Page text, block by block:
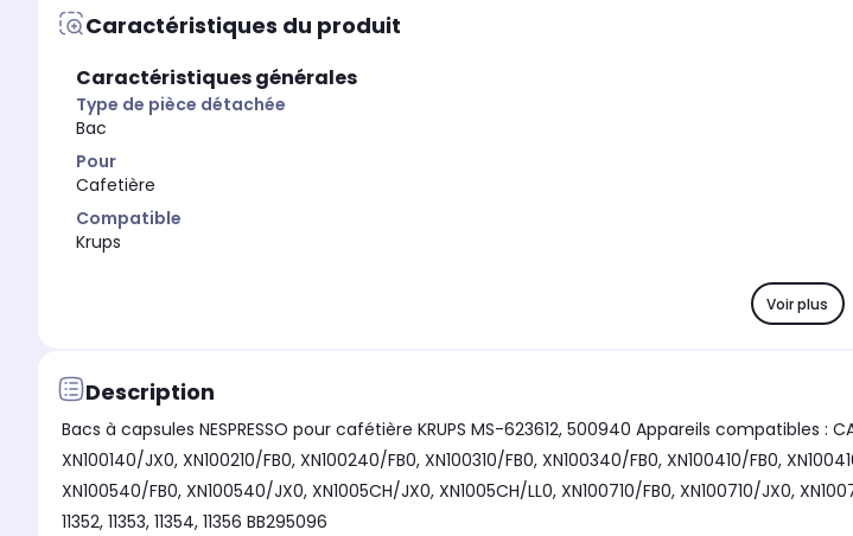
Caractéristiques du produit
Caractéristiques générales
Type de pièce détachée
Bac
Pour
Cafetière
Compatible
Krups
Voir plus
Description
Bacs à capsules NESPRESSO pour cafétière KRUPS MS-623612, 500940 Appareils compatibles :
XN100140/JX0, XN100210/FB0, XN100240/FB0, XN100310/FB0, XN100340/FB0, XN100410/FB0,
XN100540/FB0, XN100540/JX0, XN1005CH/JX0, XN1005CH/LL0, XN100710/FB0, XN100710/JX0,
11352, 11353, 11354, 11356 BB295096